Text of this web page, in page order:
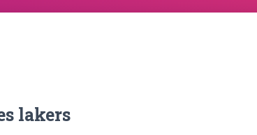
lakers